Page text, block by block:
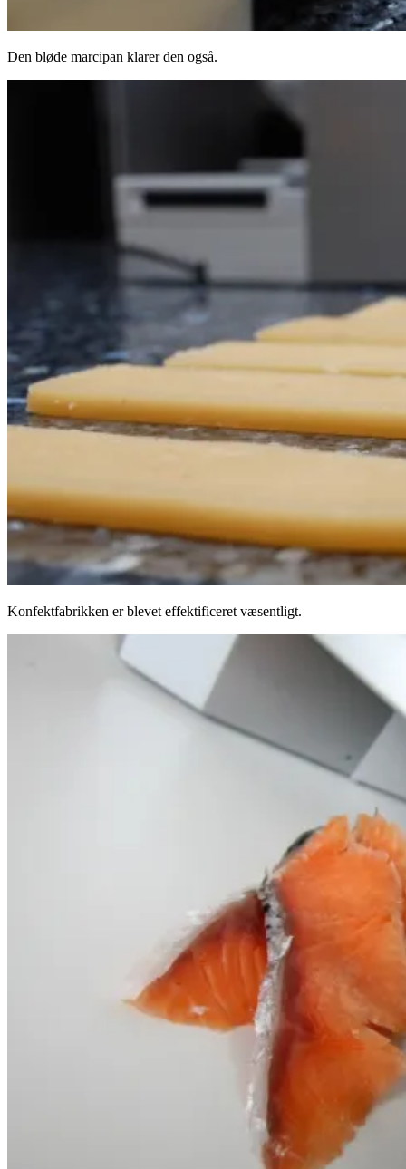
Den bløde marcipan klarer den også.
Konfektfabrikken er blevet effektificeret væsentligt.